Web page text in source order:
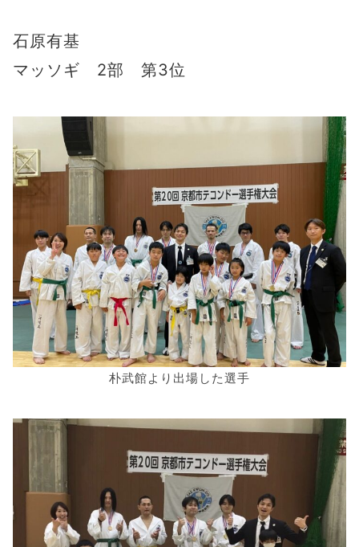
石原有基
マッソギ 2部 第3位
朴武館より出場した選手